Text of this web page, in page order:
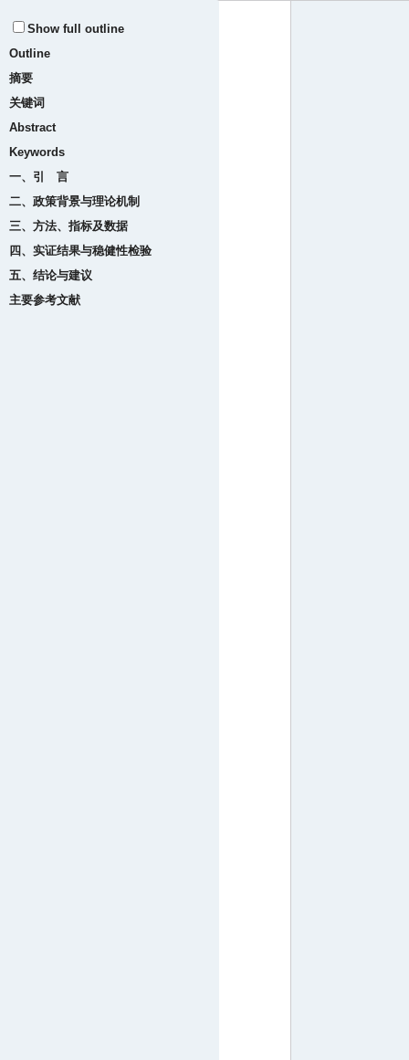
Show full outline
Outline
摘要
关键词
Abstract
Keywords
一、引 言
二、政策背景与理论机制
三、方法、指标及数据
四、实证结果与稳健性检验
五、结论与建议
主要参考文献